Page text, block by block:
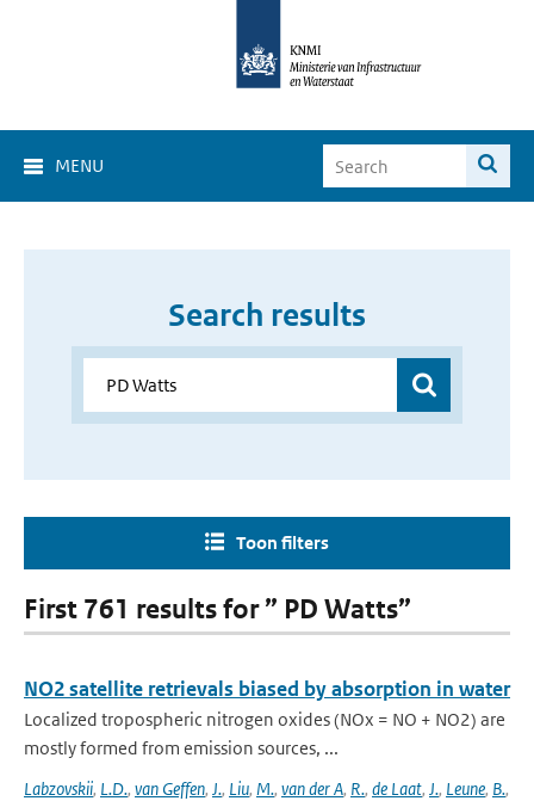
MENU
Search results
Toon filters
First 761 results for ” PD Watts”
NO2 satellite retrievals biased by absorption in water
Localized tropospheric nitrogen oxides (NOx = NO + NO2) are
mostly formed from emission sources, ...
Labzovskii, L.D., van Geffen, J., Liu, M., van der A, R., de Laat, J., Leune, B.,